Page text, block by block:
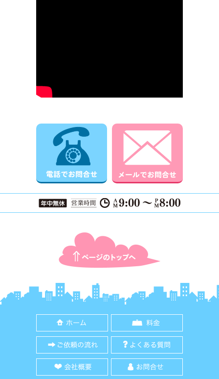
電話でお問合せ
ご依頼の流れ
会社概要